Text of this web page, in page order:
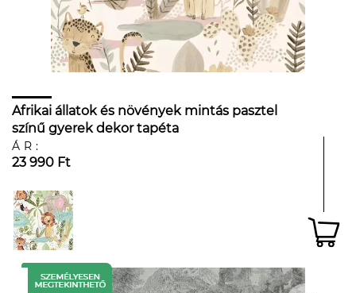
Afrikai állatok és növények mintás pasztel
színű gyerek dekor tapéta
ÁR:
23 990 Ft